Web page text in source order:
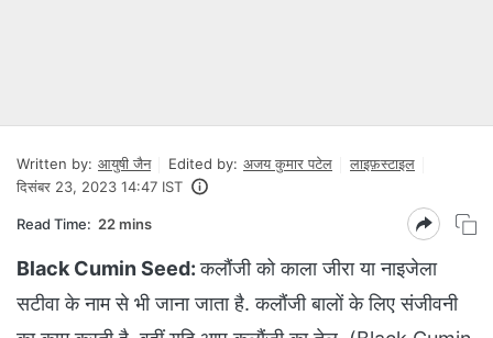
Written by: आयुषी जैन Edited by: अजय कुमार पटेल
लाइफ़स्टाइल
दिसंबर 23, 2023 14:47 IST
Read Time: 22 mins
Black Cumin Seed:कलौंजी को काला जीरा या नाइजेला
सटीवा के नाम से भी जाना जाता है. कलौंजी बालों के लिए संजीवनी